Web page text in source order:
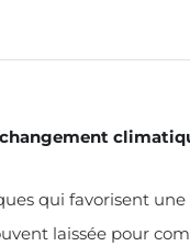
changement
qui favorisent
laissée pour